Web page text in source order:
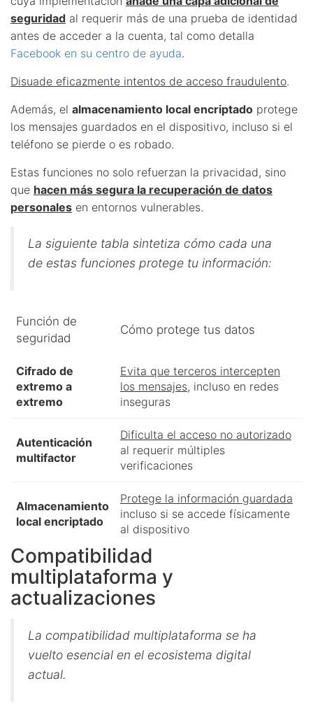
seguridad al requerir más de una prueba de identidad
antes de acceder a la cuenta, tal como detalla
Facebook en su centro de ayuda.
Disuade eficazmente intentos de acceso fraudulento.
Además, el almacenamiento local encriptado protege
los mensajes guardados en el dispositivo, incluso si el
teléfono se pierde o es robado.
Estas funciones no solo refuerzan la privacidad, sino
que hacen más segura la recuperación de datos
personales en entornos vulnerables.
La siguiente tabla sintetiza cómo cada una
de estas funciones protege tu información:
Función de
seguridad
Cómo protege tus datos
Cifrado de
extremo a
extremo
Evita que terceros intercepten
los mensajes, incluso en redes
inseguras
Autenticación
multifactor
Dificulta el acceso no autorizado
al requerir múltiples
verificaciones
Almacenamiento
local encriptado
Protege la información guardada
incluso si se accede físicamente
al dispositivo
Compatibilidad
multiplataforma y
actualizaciones
La compatibilidad multiplataforma se ha
vuelto esencial en el ecosistema digital
actual.